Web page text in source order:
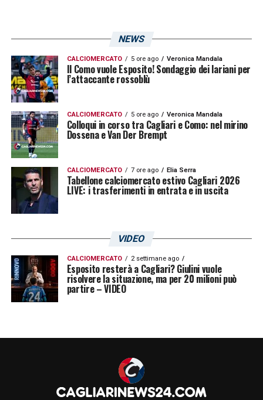
le ultime sulle condizioni di
Zé Pedro
LA PLAYLIST DELLE NOSTRE TOP NEWS
NEWS
CALCIOMERCATO 5 ore ago Veronica Mandala
Il Como vuole Esposito! Sondaggio dei lariani per
l’attaccante rossoblù
CALCIOMERCATO 5 ore ago Veronica Mandala
Colloqui in corso tra Cagliari e Como: nel mirino
Dossena e Van Der Brempt
CALCIOMERCATO 7 ore ago Elia Serra
Tabellone calciomercato estivo Cagliari 2026
LIVE: i trasferimenti in entrata e in uscita
VIDEO
CALCIOMERCATO 2 settimane ago
Esposito resterà a Cagliari? Giulini vuole
risolvere la situazione, ma per 20 milioni può
partire – VIDEO